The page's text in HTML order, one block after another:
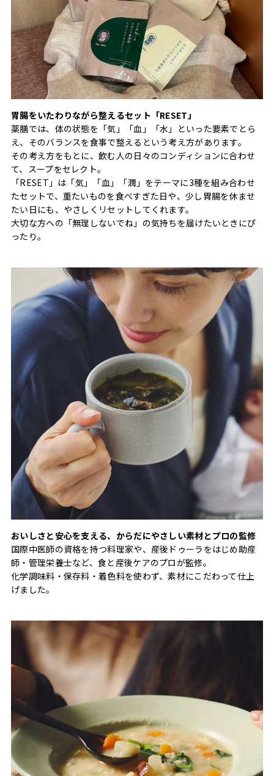
胃腸をいたわりながら整えるセット「RESET」
薬膳では、体の状態を「気」「血」「水」といった要素でとら
え、そのバランスを食事で整えるという考え方があります。
その考え方をもとに、飲む人の日々のコンディションに合わせ
て、スープをセレクト。
「RESET」は「気」「血」「潤」をテーマに3種を組み合わせ
たセットで、重たいものを食べすぎた日や、少し胃腸を休ませ
たい日にも、やさしくリセットしてくれます。
大切な方への「無理しないでね」の気持ちを届けたいときにぴ
ったり。
おいしさと安心を支える、からだにやさしい素材とプロの監修
国際中医師の資格を持つ料理家や、産後ドゥーラをはじめ助産
師・管理栄養士など、食と産後ケアのプロが監修。
化学調味料・保存料・着色料を使わず、素材にこだわって仕上
げました。